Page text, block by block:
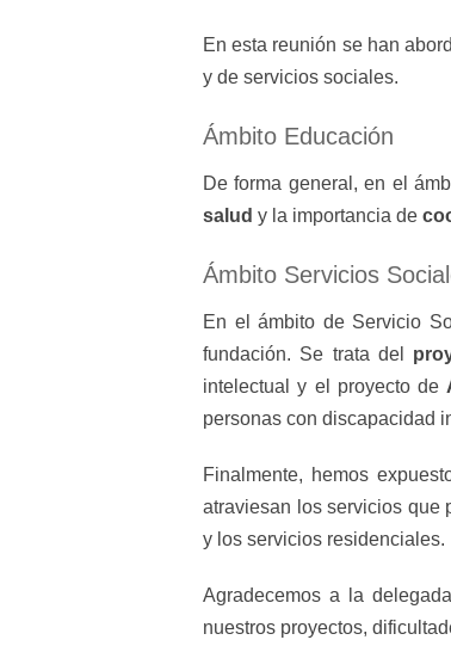
En esta reunión se han
y de servicios sociales.
Ámbito Educación
De forma general, en el
salud y la importancia de
Ámbito Servicios
En el ámbito de Servicio
fundación. Se trata del
intelectual y el proyecto de
personas con discapacidad
Finalmente, hemos
atraviesan los servicios que
y los servicios residenciales.
Agradecemos a la
nuestros proyectos,